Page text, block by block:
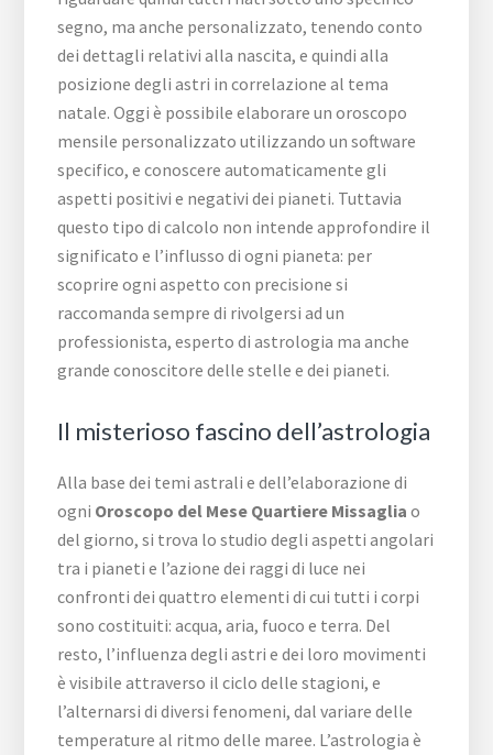
segno, ma anche personalizzato, tenendo conto
dei dettagli relativi alla nascita, e quindi alla
posizione degli astri in correlazione al tema
natale. Oggi è possibile elaborare un oroscopo
mensile personalizzato utilizzando un software
specifico, e conoscere automaticamente gli
aspetti positivi e negativi dei pianeti. Tuttavia
questo tipo di calcolo non intende approfondire il
significato e l’influsso di ogni pianeta: per
scoprire ogni aspetto con precisione si
raccomanda sempre di rivolgersi ad un
professionista, esperto di astrologia ma anche
grande conoscitore delle stelle e dei pianeti.
Il misterioso fascino dell’astrologia
Alla base dei temi astrali e dell’elaborazione di
ogni Oroscopo del Mese Quartiere Missaglia o
del giorno, si trova lo studio degli aspetti angolari
tra i pianeti e l’azione dei raggi di luce nei
confronti dei quattro elementi di cui tutti i corpi
sono costituiti: acqua, aria, fuoco e terra. Del
resto, l’influenza degli astri e dei loro movimenti
è visibile attraverso il ciclo delle stagioni, e
l’alternarsi di diversi fenomeni, dal variare delle
temperature al ritmo delle maree. L’astrologia è